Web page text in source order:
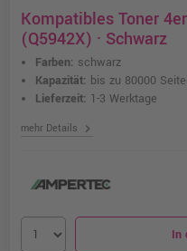
Kompatibles Toner
(Q5942X) · Schwarz
Farben: schwarz
Kapazität: bis zu 80000
Lieferzeit: 1-3 Werktage
mehr Details chevron_right
In